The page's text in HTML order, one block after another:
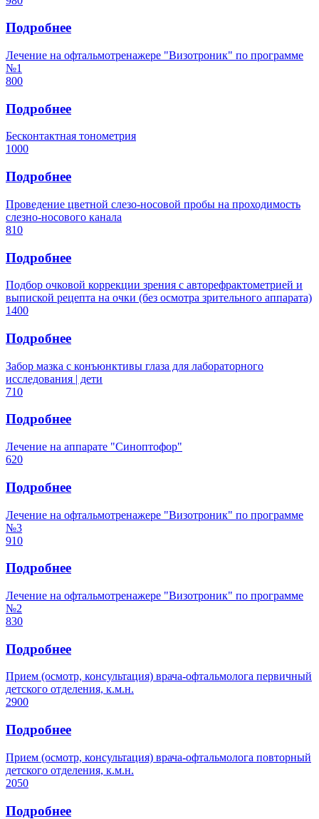
Подробнее
Лечение на офтальмотренажере "Визотроник" по программе
№1
800
Подробнее
Бесконтактная тонометрия
1000
Подробнее
Проведение цветной слезо-носовой пробы на проходимость
слезно-носового канала
810
Подробнее
Подбор очковой коррекции зрения с авторефрактометрией и
выпиской рецепта на очки (без осмотра зрительного аппарата)
1400
Подробнее
Забор мазка с конъюнктивы глаза для лабораторного
исследования | дети
710
Подробнее
Лечение на аппарате "Синоптофор"
620
Подробнее
Лечение на офтальмотренажере "Визотроник" по программе
№3
910
Подробнее
Лечение на офтальмотренажере "Визотроник" по программе
№2
830
Подробнее
Прием (осмотр, консультация) врача-офтальмолога первичный
детского отделения, к.м.н.
2900
Подробнее
Прием (осмотр, консультация) врача-офтальмолога повторный
детского отделения, к.м.н.
2050
Подробнее